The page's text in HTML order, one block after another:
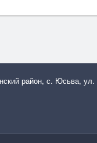
район, с. Юсьва, ул.